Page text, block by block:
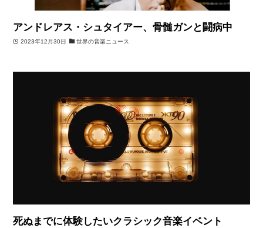
アンドレアス・シュタイアー、骨髄ガンと闘病中
2023年12月30日 世界の音楽ニュース
死ぬまでに体験したいクラシック音楽イベント